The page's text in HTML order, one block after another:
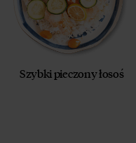
Szybki pieczony łosoś